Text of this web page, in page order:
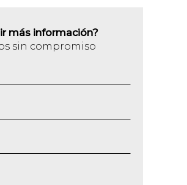
más información?
sin compromiso